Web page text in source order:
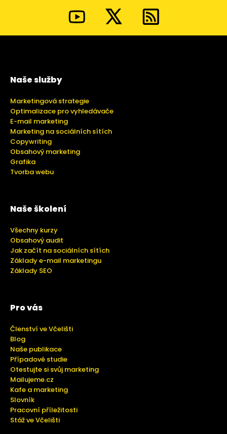
Naše služby
Marketingová strategie
Optimalizace pro vyhledávače
E-mail marketing
Marketing na sociálních sítích
Copywriting
Obsahový marketing
Grafika
Tvorba webu
Naše školení
Všechny kurzy
Obsahový audit
Jak začít na sociálních sítích
Základy e-mail marketingu
Základy SEO
Pro vás
Členství ve Včelišti
Blog
Naše publikace
Případové studie
Otestujte si svůj marketing
Mailujeme.cz
Kafe a marketing
Slovník
Pracovní příležitosti
Stáž ve Včelišti